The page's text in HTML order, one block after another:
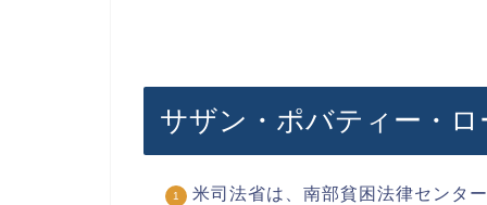
サザン・ポバティー・
米司法省は、南部貧困法律センタ